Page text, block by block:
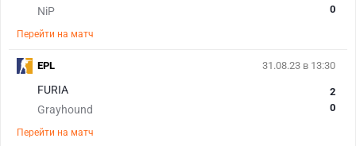
NiP
0
Перейти на матч
31.08.23 в 13:30
FURIA
Grayhound
2
0
Перейти на матч
EPL